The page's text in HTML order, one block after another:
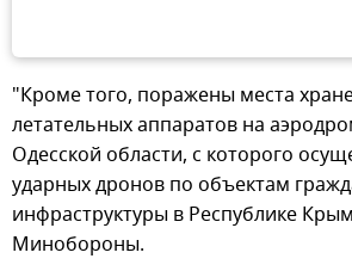
"Кроме того, поражены места
летательных аппаратов на
Одесской области, с которого
ударных дронов по объектам
инфраструктуры в Республике
Минобороны.